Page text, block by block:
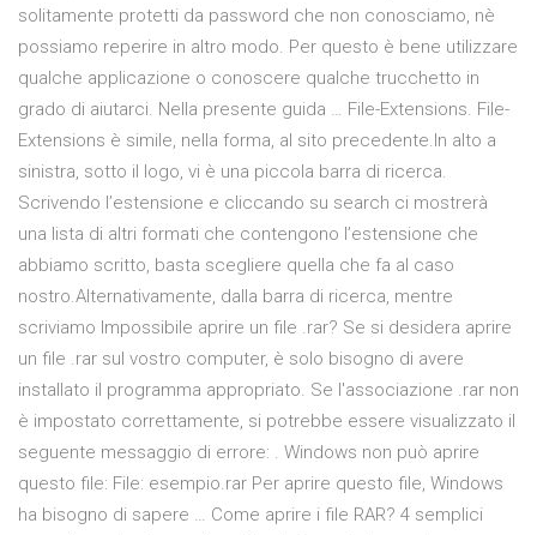
solitamente protetti da password che non conosciamo, nè
possiamo reperire in altro modo. Per questo è bene utilizzare
qualche applicazione o conoscere qualche trucchetto in
grado di aiutarci. Nella presente guida … File-Extensions. File-
Extensions è simile, nella forma, al sito precedente.In alto a
sinistra, sotto il logo, vi è una piccola barra di ricerca.
Scrivendo l’estensione e cliccando su search ci mostrerà
una lista di altri formati che contengono l’estensione che
abbiamo scritto, basta scegliere quella che fa al caso
nostro.Alternativamente, dalla barra di ricerca, mentre
scriviamo Impossibile aprire un file .rar? Se si desidera aprire
un file .rar sul vostro computer, è solo bisogno di avere
installato il programma appropriato. Se l'associazione .rar non
è impostato correttamente, si potrebbe essere visualizzato il
seguente messaggio di errore: . Windows non può aprire
questo file: File: esempio.rar Per aprire questo file, Windows
ha bisogno di sapere … Come aprire i file RAR? 4 semplici